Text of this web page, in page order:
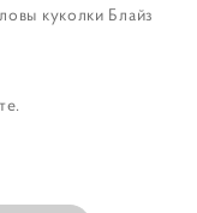
куколки Блайз